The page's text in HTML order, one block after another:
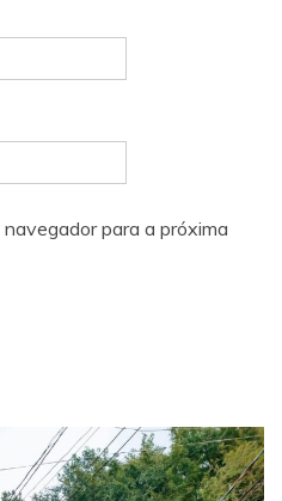
para a próxima